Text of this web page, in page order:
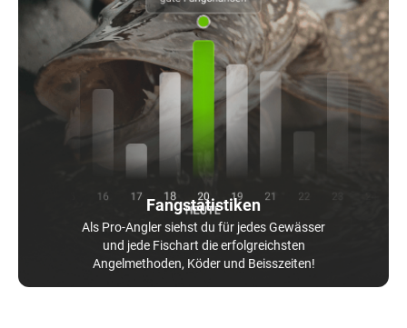
Fangstatistiken
Als Pro-Angler siehst du für jedes Gewässer
und jede Fischart die erfolgreichsten
Angelmethoden, Köder und Beisszeiten!